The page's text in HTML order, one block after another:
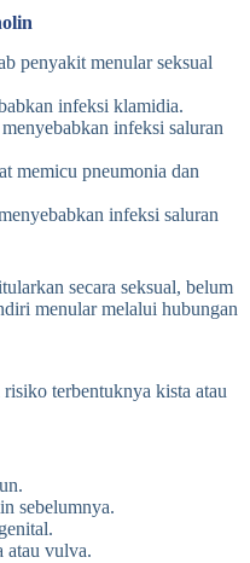
penyakit menular seksual
infeksi klamidia.
infeksi saluran
memicu pneumonia dan
infeksi saluran
secara seksual, belum
menular melalui hubungan
terbentuknya kista atau
sebelumnya.
atau vulva.